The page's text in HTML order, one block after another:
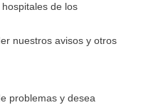
de los
nuestros avisos y otros
problemas y desea